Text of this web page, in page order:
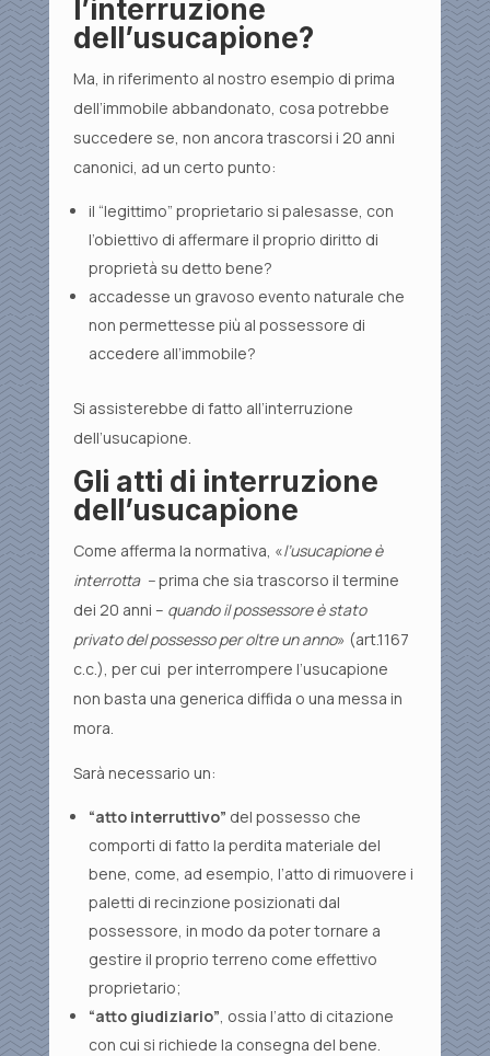
l’interruzione
dell’usucapione?
Ma, in riferimento al nostro esempio di prima
dell’immobile abbandonato, cosa potrebbe
succedere se, non ancora trascorsi i 20 anni
canonici, ad un certo punto:
il “legittimo” proprietario si palesasse, con
l’obiettivo di affermare il proprio diritto di
proprietà su detto bene?
accadesse un gravoso evento naturale che
non permettesse più al possessore di
accedere all’immobile?
Si assisterebbe di fatto all’interruzione
dell’usucapione.
Gli atti di interruzione
dell’usucapione
Come afferma la normativa, «l’usucapione è
interrotta –prima che sia trascorso il termine
dei 20 anni – quando il possessore è stato
privato del possesso per oltre un anno» (art.1167
c.c.), per cui per interrompere l’usucapione
non basta una generica diffida o una messa in
mora.
Sarà necessario un:
“atto interruttivo” del possesso che
comporti di fatto la perdita materiale del
bene, come, ad esempio, l’atto di rimuovere i
paletti di recinzione posizionati dal
possessore, in modo da poter tornare a
gestire il proprio terreno come effettivo
proprietario;
“atto giudiziario” , ossia l’atto di citazione
con cui si richiede la consegna del bene.